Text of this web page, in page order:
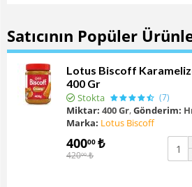
Satıcının Popüler
Lotus Biscoff
400 Gr
Stokta (7)
Miktar: 400 Gr,Gönderim:
Marka: Lotus Biscoff
40000 ₺
42000 ₺